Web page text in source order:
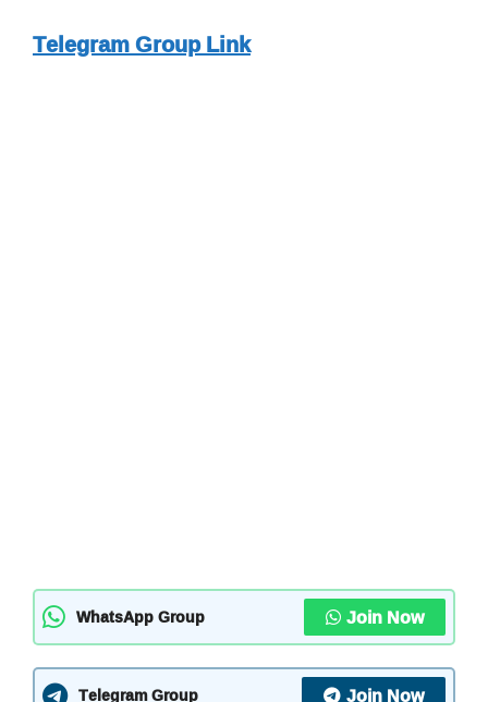
Telegram Group Link
WhatsApp Group Join Now
Telegram Group Join Now